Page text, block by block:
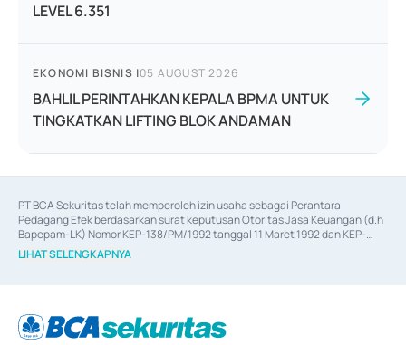
LEVEL 6.351
EKONOMI BISNIS |05 AUGUST 2026
BAHLIL PERINTAHKAN KEPALA BPMA UNTUK
TINGKATKAN LIFTING BLOK ANDAMAN
PT BCA Sekuritas telah memperoleh izin usaha sebagai Perantara
Pedagang Efek berdasarkan surat keputusan Otoritas Jasa Keuangan (d.h
Bapepam-LK) Nomor KEP-138/PM/1992 tanggal 11 Maret 1992 dan KEP-
06/D.04/2014 tanggal 28 Februari 2014, izin usaha sebagai Penjamin Emisi
Efek berdasarkan surat keputusan Otoritas Jasa Keuangan Nomor KEP-
berdasarkan surat keputusan Otoritas Jasa Keuangan Nomor S-
67/PM.21/2017 tanggal 3 Februari 2017, dan beberapa izin usaha lainnya
LIHAT SELENGKAPNYA